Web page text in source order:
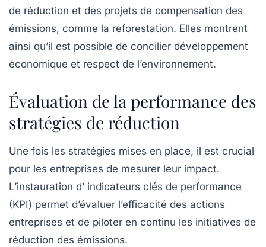
de réduction et des projets de compensation des
émissions, comme la reforestation. Elles montrent
ainsi qu’il est possible de concilier développement
économique et respect de l’environnement.
Évaluation de la performance des
stratégies de réduction
Une fois les stratégies mises en place, il est crucial
pour les entreprises de mesurer leur impact.
L’instauration d’ indicateurs clés de performance
(KPI) permet d’évaluer l’efficacité des actions
entreprises et de piloter en continu les initiatives de
réduction des émissions.